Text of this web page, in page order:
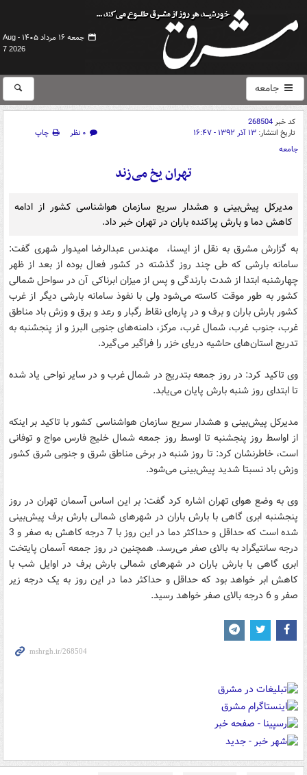
جمعه ۱۶ مرداد ۱۴۰۵ -
Aug
7 2026
جامعه
کد خبر268504
تاریخ انتشار: ۱۳ آذر ۱۳۹۲ - ۱۶:۴۷ ۰ نظر
چاپ
جامعه
تهران یخ می‌زند
مدیرکل پیش‌بینی و هشدار سریع سازمان هواشناسی کشور از ادامه
کاهش دما و بارش پراکنده باران در تهران خبر داد.
به گزارش مشرق به نقل از ایسنا، مهندس عبدالرضا امیدوار شهری گفت:
سامانه بارشی که طی چند روز گذشته در کشور فعال بوده از بعد از ظهر
چهارشنبه ابتدا از شدت بارندگی و پس از میزان ابرناکی آن در سواحل شمالی
کشور به طور موقت کاسته می‌شود ولی با نفوذ سامانه بارشی دیگر از غرب
کشور بارش باران و برف و در پاره‌ای نقاط رگبار و رعد و برق و وزش باد مناطق
غرب، جنوب غرب، شمال غرب، مرکز، دامنه‌های جنوبی البرز و از پنجشنبه به
تدریج استان‌های حاشیه دریای خزر را فراگیر می‌گیرد.
وی تاکید کرد: در روز جمعه بتدریج در شمال غرب و در سایر نواحی یاد شده
تا ابتدای روز شنبه بارش پایان می‌یابد.
مدیرکل پیش‌بینی و هشدار سریع سازمان هواشناسی کشور با تاکید بر اینکه
از اواسط روز پنجشنبه تا اوسط روز جمعه شمال خلیج فارس مواج و توفانی
است، خاطرنشان کرد: تا روز شنبه در برخی مناطق شرق و جنوبی شرق کشور
وزش باد نسبتا شدید پیش‌بینی می‌شود.
وی به وضع هوای تهران اشاره کرد گفت: بر این اساس آسمان تهران در روز
پنجشنبه ابری گاهی با بارش باران در شهرهای شمالی بارش برف پیش‌بینی
شده است که حداقل و حداکثر دما در این روز با 7 درجه کاهش به صفر و 3
درجه سانتیگراد به بالای صفر می‌رسد. همچنین در روز جمعه آسمان پایتخت
ابری گاهی با بارش باران در شهرهای شمالی بارش برف در اوایل شب با
کاهش ابر خواهد بود که حداقل و حداکثر دما در این روز به یک درجه زیر
صفر و 6 درجه بالای صفر خواهد رسید.